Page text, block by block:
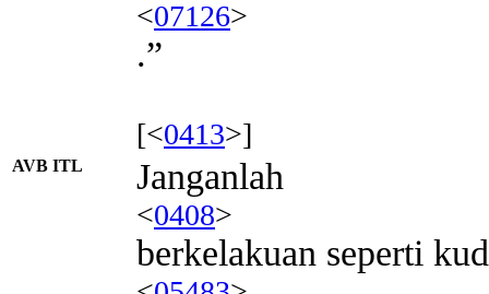
<07126>
.”
[<0413>]
AVB ITL Janganlah
<0408>
berkelakuan seperti